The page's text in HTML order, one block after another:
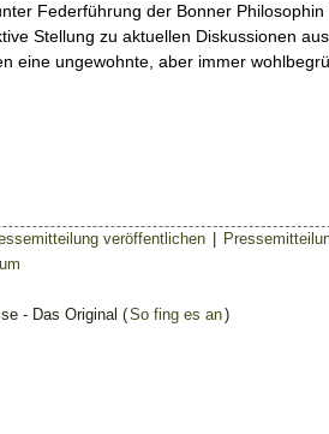
Federführung der Bonner
Stellung zu aktuellen Diskussionen
eine ungewohnte, aber immer
veröffentlichen
- Das Original (So fing es an)